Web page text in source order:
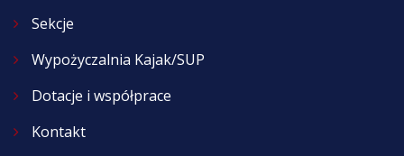
Sekcje
Wypożyczalnia Kajak/SUP
Dotacje i współprace
Kontakt